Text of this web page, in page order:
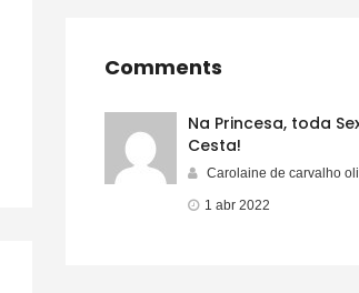
Comments
Na Princesa, toda
Cesta!
Carolaine de carvalho
1 abr 2022